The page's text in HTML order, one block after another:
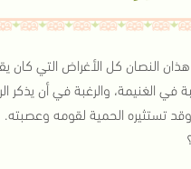
النصان كل الأغراض التي كان
في الغنيمة، والرغبة في أن يذكر
تستثيره الحمية لقومه